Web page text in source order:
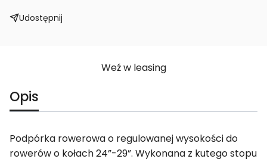
Udostępnij
Weź w leasing
Opis
Podpórka rowerowa o regulowanej wysokości do
rowerów o kołach 24”-29”. Wykonana z kutego stopu